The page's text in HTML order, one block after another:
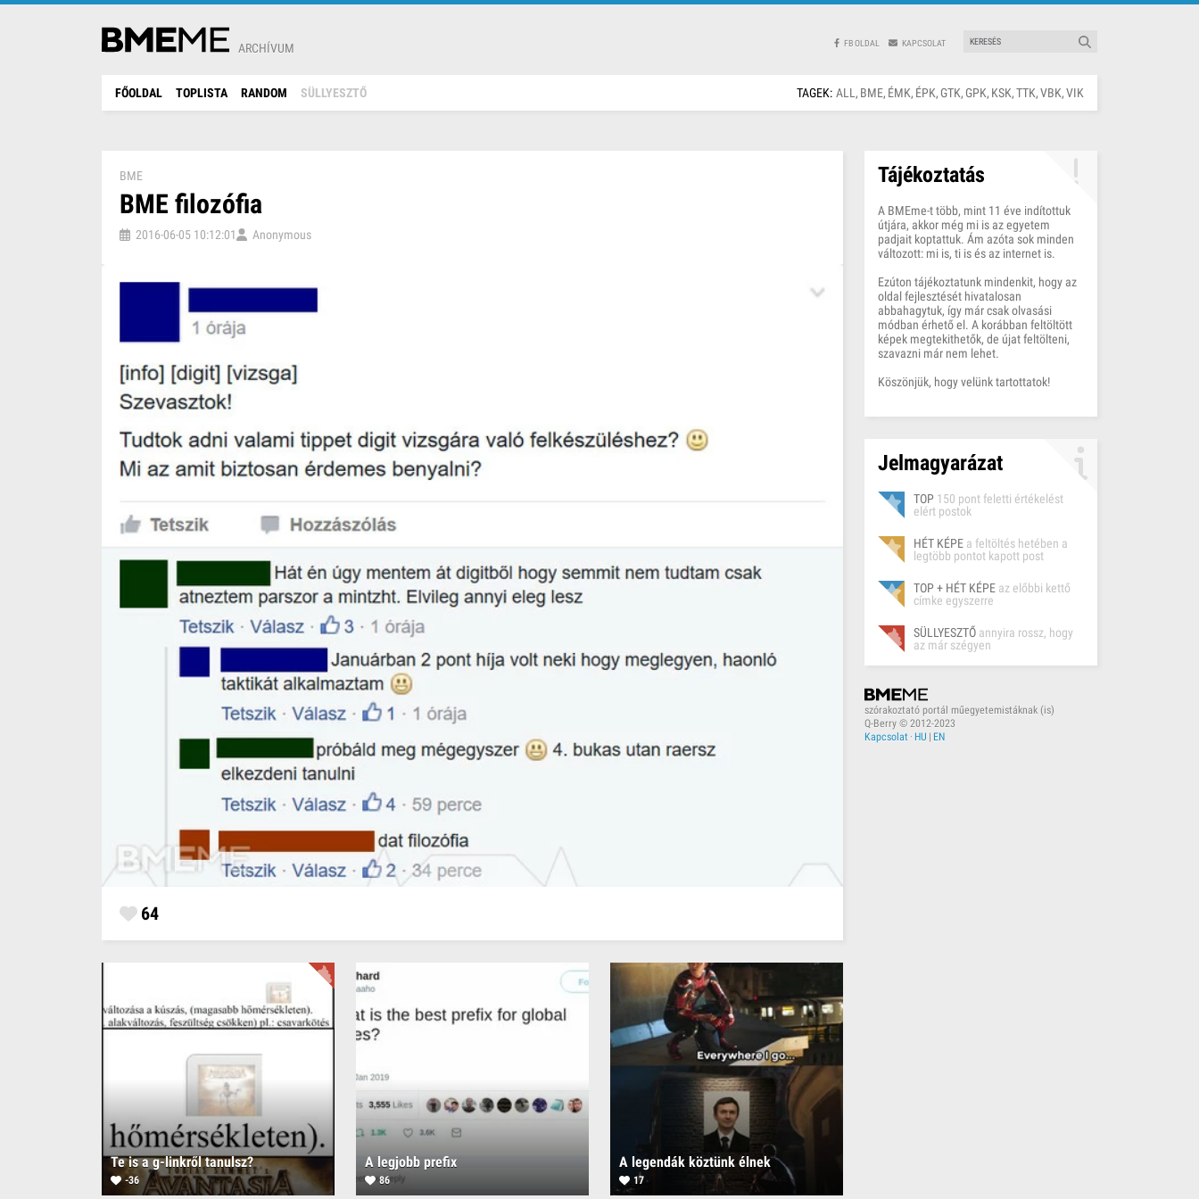
ARCHÍVUM FB OLDAL KAPCSOLAT
FŐOLDAL TOPLISTA RANDOM SÜLLYESZTŐ TAGEK: ALL BME ÉMK ÉPK GTK GPK KSK TTK VBK VIK
BME
BME filozófia
2016-06-05 10:12:01 Anonymous
64
Te is a g-linkről tanulsz?
-36
A legjobb prefix
86
A legendák köztünk élnek
17
Tájékoztatás
A BMEme-t több, mint 11 éve indítottuk
útjára, akkor még mi is az egyetem
padjait koptattuk. Ám azóta sok minden
változott: mi is, ti is és az internet is.
Ezúton tájékoztatunk mindenkit, hogy az
oldal fejlesztését hivatalosan
abbahagytuk, így már csak olvasási
módban érhető el. A korábban feltöltött
képek megtekithetők, de újat feltölteni,
szavazni már nem lehet.
Köszönjük, hogy velünk tartottatok!
Jelmagyarázat
TOP 150 pont feletti értékelést
elért postok
HÉT KÉPE a feltöltés hetében a
legtöbb pontot kapott post
TOP + HÉT KÉPE az előbbi kettő
címke egyszerre
SÜLLYESZTŐ annyira rossz, hogy
az már szégyen
szórakoztató portál műegyetemistáknak (is)
Q-Berry © 2012-2023
Kapcsolat · HU | EN